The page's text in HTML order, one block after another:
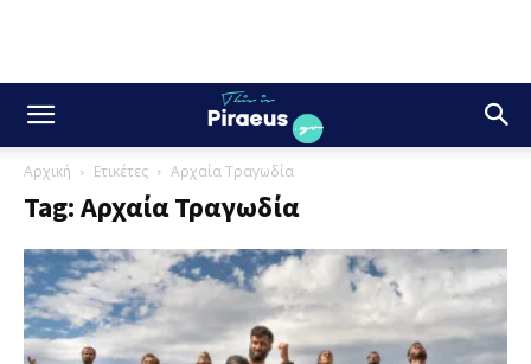
Αρχική Ετικέτες Αρχαία Τραγωδία
Tag: Αρχαία Τραγωδία